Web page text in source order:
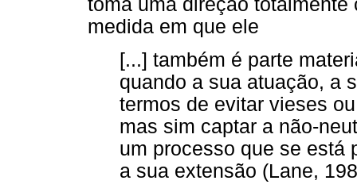
toma uma direção
medida em que ele
[...] também é parte
quando a sua atuação, a
termos de evitar vieses
mas sim captar a não-
um processo que se está
a sua extensão (Lane,